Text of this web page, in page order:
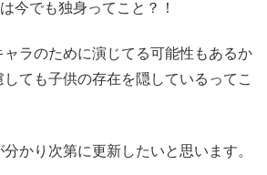
今でも独身ってこと？！
ラのために演じてる可能性もあるか
ても子供の存在を隠しているってこ
かり次第に更新したいと思います。